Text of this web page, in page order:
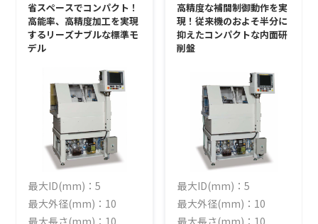
省スペースでコンパクト！
高能率、高精度加工を実現
するリーズナブルな標準モ
デル
最大ID(mm)：5
最大外径(mm)：10
最大長さ(mm)：10
高精度な補間制御動作を実
現！従来機のおよそ半分に
抑えたコンパクトな内面研
削盤
最大ID(mm)：5
最大外径(mm)：10
最大長さ(mm)：10